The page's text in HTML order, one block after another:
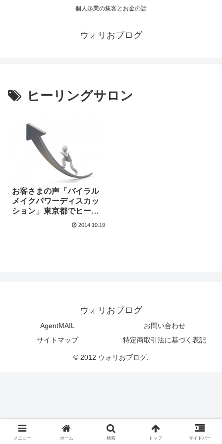
個人起業の集客とお金の話
ウォリおブログ
ヒーリングサロン
お客さまの声「バイラル
メイクパワーディスカッ
ション」東京都でヒーリ
ングサロンを経営される
2014.10.19
ウォリおブログ
AgentMAIL
お問い合わせ
サイトマップ
特定商取引法に基づく表記
© 2012 ウォリおブログ.
メニュー ホーム 検索 トップ サイドバー